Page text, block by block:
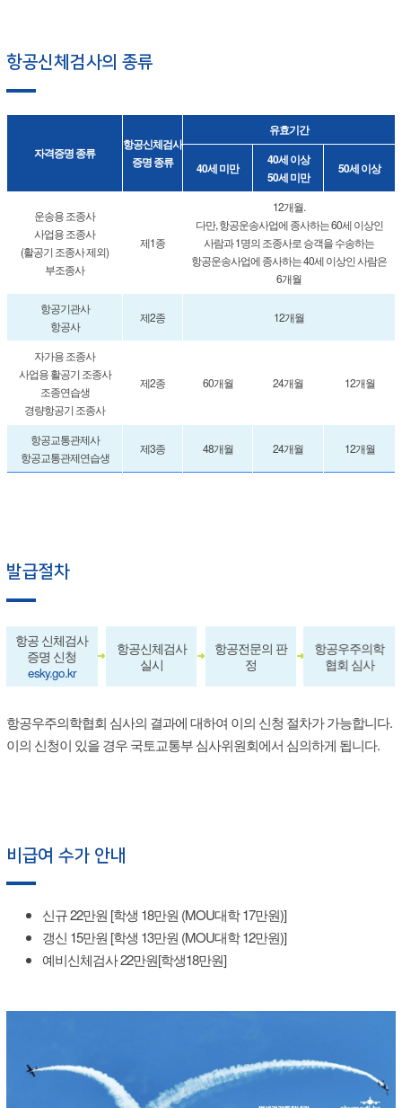
항공신체검사의 종류
자격증명 종류
항공신체검사
증명 종류
유효기간
40세 미만
40세 이상
50세 미만
50세 이상
운송용 조종사
사업용 조종사
(활공기 조종사 제외)
부조종사
제1종
12개월.
다만, 항공운송사업에 종사하는 60세 이상인
사람과 1명의 조종사로 승객을 수송하는
항공운송사업에 종사하는 40세 이상인 사람은
6개월
항공기관사
항공사
제2종 12개월
자가용 조종사
사업용 활공기 조종사
조종연습생
경량항공기 조종사
제2종 60개월 24개월 12개월
항공교통관제사
항공교통관제연습생
제3종 48개월 24개월 12개월
발급절차
항공 신체검사
증명 신청
esky.go.kr
항공신체검사
실시
항공전문의 판
정
항공우주의학
협회 심사
항공우주의학협회 심사의 결과에 대하여 이의 신청 절차가 가능합니다.
이의 신청이 있을 경우 국토교통부 심사위원회에서 심의하게 됩니다.
비급여 수가 안내
신규 22만원 [학생 18만원 (MOU대학 17만원)]
갱신 15만원 [학생 13만원 (MOU대학 12만원)]
예비신체검사 22만원[학생18만원]